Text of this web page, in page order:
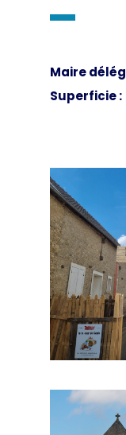
Maire
Superficie :